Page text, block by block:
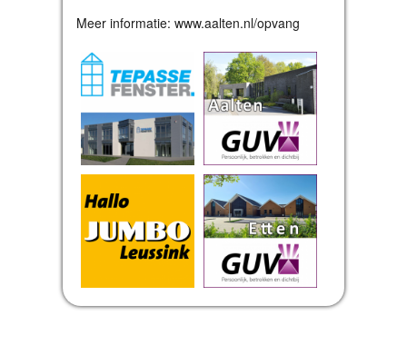
Meer informatie: www.aalten.nl/opvang